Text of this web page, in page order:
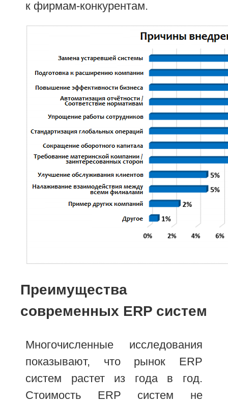
к фирмам-конкурентам.
Преимущества
современных ERP систем
Многочисленные исследования
показывают, что рынок ERP
систем растет из года в год.
Стоимость ERP систем не